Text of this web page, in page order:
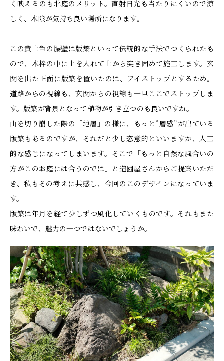
く映えるのも北庭のメリット。直射日光も当たりにくいので涼
しく、木陰が気持ち良い場所になります。
この黄土色の腰壁は版築といって伝統的な手法でつくられたも
ので、木枠の中に土を入れて上から突き固めて施工します。玄
関を出た正面に版築を置いたのは、アイストップとするため。
道路からの視線も、玄関からの視線も一旦ここでストップしま
す。版築が背景となって植物が引き立つのも良いですね。
山を切り崩した際の「地層」の様に、もっと”層感”が出ている
版築もあるのですが、それだと少し恣意的といいますか、人工
的な感じになってしまいます。そこで「もっと自然な風合いの
方がこのお庭には合うのでは」と造園屋さんからご提案いただ
き、私もその考えに共感し、今回のこのデザインになっていま
す。
版築は年月を経て少しずつ風化していくものです。それもまた
味わいで、魅力の一つではないでしょうか。